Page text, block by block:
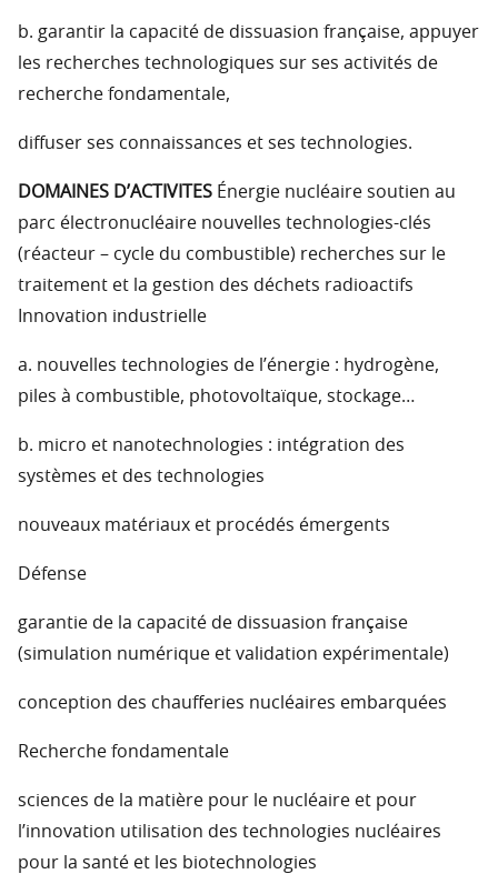
b. garantir la capacité de dissuasion française, appuyer
les recherches technologiques sur ses activités de
recherche fondamentale,
diffuser ses connaissances et ses technologies.
DOMAINES D’ACTIVITES Énergie nucléaire soutien au
parc électronucléaire nouvelles technologies-clés
(réacteur – cycle du combustible) recherches sur le
traitement et la gestion des déchets radioactifs
Innovation industrielle
a. nouvelles technologies de l’énergie : hydrogène,
piles à combustible, photovoltaïque, stockage…
b. micro et nanotechnologies : intégration des
systèmes et des technologies
nouveaux matériaux et procédés émergents
Défense
garantie de la capacité de dissuasion française
(simulation numérique et validation expérimentale)
conception des chaufferies nucléaires embarquées
Recherche fondamentale
sciences de la matière pour le nucléaire et pour
l’innovation utilisation des technologies nucléaires
pour la santé et les biotechnologies